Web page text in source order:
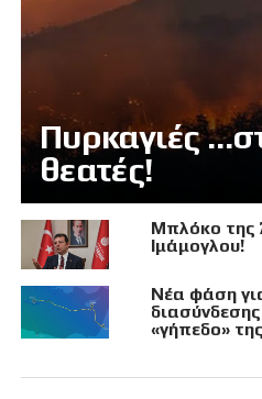
Πυρκαγιές
θεατές!
Μπλόκο της
Ιμάμογλου!
Νέα φάση
«γήπεδο»